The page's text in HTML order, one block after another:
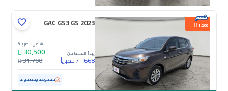
1,200
GAC GS3 GS 2023
يبدأ القسط من
668
/شهرياً
شامل الضريبة
30,500
31,700
مستعملة 91,276 كم مفحوصة ومضمونة